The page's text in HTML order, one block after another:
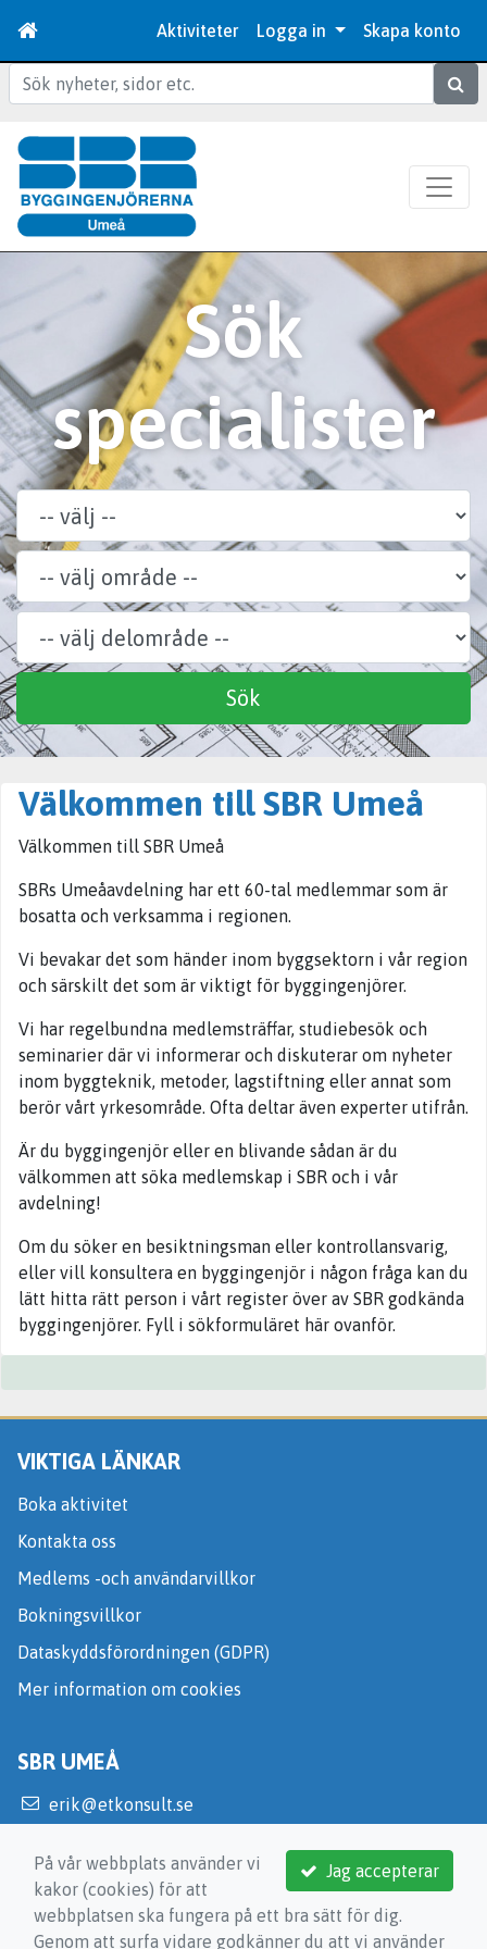
Aktiviteter Logga in Skapa konto
Sök
Sök
specialister
Område
Delområde
Sök
Välkommen till SBR Umeå
Välkommen till SBR Umeå
SBRs Umeåavdelning har ett 60-tal medlemmar som är
bosatta och verksamma i regionen.
Vi bevakar det som händer inom byggsektorn i vår region
och särskilt det som är viktigt för byggingenjörer.
Vi har regelbundna medlemsträffar, studiebesök och
seminarier där vi informerar och diskuterar om nyheter
inom byggteknik, metoder, lagstiftning eller annat som
berör vårt yrkesområde. Ofta deltar även experter utifrån.
Är du byggingenjör eller en blivande sådan är du
välkommen att söka medlemskap i SBR och i vår
avdelning!
Om du söker en besiktningsman eller kontrollansvarig,
eller vill konsultera en byggingenjör i någon fråga kan du
lätt hitta rätt person i vårt register över av SBR godkända
byggingenjörer. Fyll i sökformuläret här ovanför.
VIKTIGA LÄNKAR
Boka aktivitet
Kontakta oss
Medlems -och användarvillkor
Bokningsvillkor
Dataskyddsförordningen (GDPR)
Mer information om cookies
SBR UMEÅ
erik@etkonsult.se
Jag accepterar
På vår webbplats använder vi
kakor (cookies) för att
webbplatsen ska fungera på ett bra sätt för dig.
Genom att surfa vidare godkänner du att vi använder